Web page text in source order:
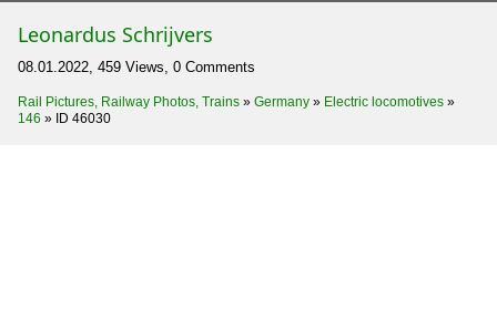
Leonardus Schrijvers
08.01.2022, 459 Views, 0 Comments
Rail Pictures, Railway Photos, Trains » Germany » Electric locomotives »
146 » ID 46030